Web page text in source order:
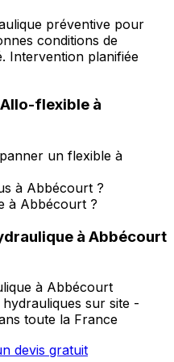
préventive pour
conditions de
Intervention planifiée
Allo-flexible à
un flexible à
à Abbécourt ?
à Abbécourt ?
à Abbécourt
à Abbécourt
sur site -
toute la France
devis gratuit